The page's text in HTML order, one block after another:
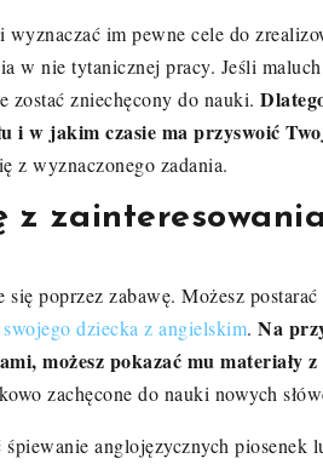
im pewne cele do
w nie tytanicznej pracy. Jeśli
zostać zniechęcony do nauki.
i w jakim czasie ma przyswoić
z wyznaczonego zadania.
z
poprzez zabawę. Możesz
dziecka z angielskim. Na
możesz pokazać mu
zachęcone do nauki nowych
śpiewanie anglojęzycznych